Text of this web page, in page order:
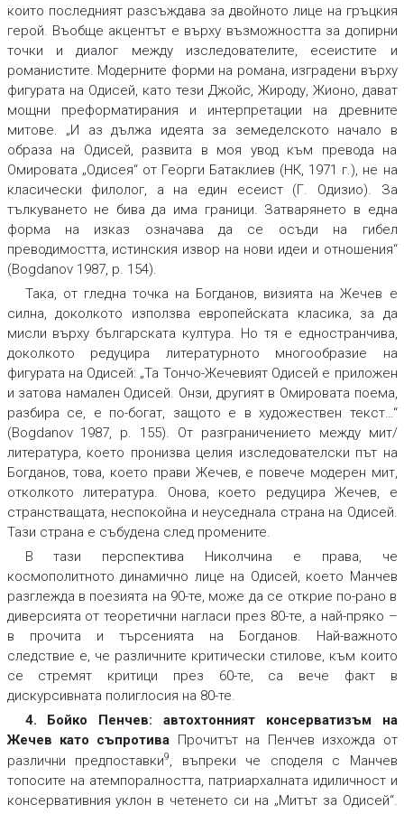
които последният разсъждава за двойното лице на гръцкия
герой. Въобще акцентът е върху възможността за допирни
точки и диалог между изследователите, есеистите и
романистите. Модерните форми на романа, изградени върху
фигурата на Одисей, като тези Джойс, Жироду, Жионо, дават
мощни преформатирания и интерпретации на древните
митове. „И аз дължа идеята за земеделското начало в
образа на Одисей, развита в моя увод към превода на
Омировата „Одисея“ от Георги Батаклиев (НК, 1971 г.), не на
класически филолог, а на един есеист (Г. Одизио). За
тълкуването не бива да има граници. Затварянето в една
форма на изказ означава да се осъди на гибел
преводимостта, истинския извор на нови идеи и отношения“
(Bogdanov 1987, p. 154).
Така, от гледна точка на Богданов, визията на Жечев е
силна, доколкото използва европейската класика, за да
мисли върху българската култура. Но тя е едностранчива,
доколкото редуцира литературното многообразие на
фигурата на Одисей: „Та Тончо-Жечевият Одисей е приложен
и затова намален Одисей. Онзи, другият в Омировата поема,
разбира се, е по-богат, защото е в художествен текст…“
(Bogdanov 1987, p. 155). От разграничението между мит/
литература, което пронизва целия изследователски път на
Богданов, това, което прави Жечев, е повече модерен мит,
отколкото литература. Онова, което редуцира Жечев, е
странстващата, неспокойна и неуседнала страна на Одисей.
Тази страна е събудена след промените.
В тази перспектива Николчина е права, че
космополитното динамично лице на Одисей, което Манчев
разглежда в поезията на 90-те, може да се открие по-рано в
диверсията от теоретични нагласи през 80-те, а най-пряко –
в прочита и търсенията на Богданов. Най-важното
следствие е, че различните критически стилове, към които
се стремят критици през 60-те, са вече факт в
дискурсивната полиглосия на 80-те.
4. Бойко Пенчев: автохтонният консерватизъм на
Жечев като съпротива Прочитът на Пенчев изхожда от
различни предпоставки9, въпреки че споделя с Манчев
топосите на атемпоралността, патриархалната идиличност и
консервативния уклон в четенето си на „Митът за Одисей“.